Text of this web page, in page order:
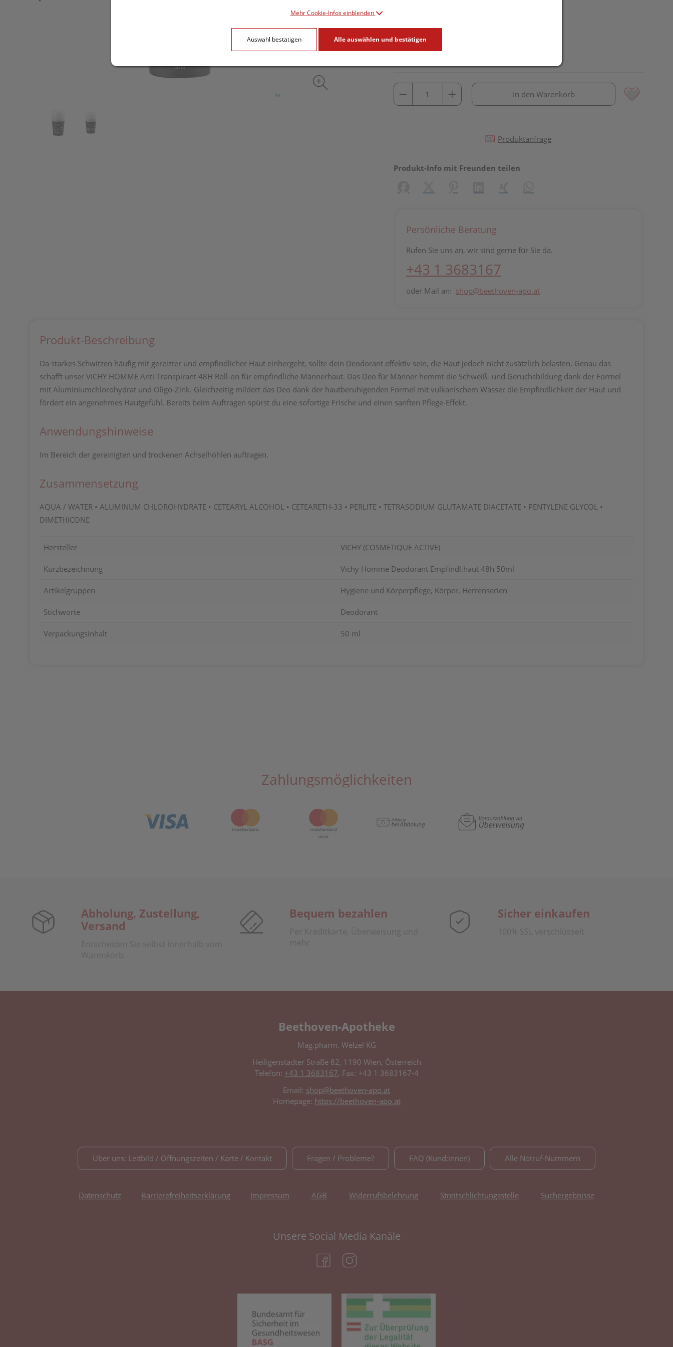
lieferbar
In den Warenkorb
Produktanfrage
Produkt-Info mit Freunden teilen
Persönliche Beratung
Rufen Sie uns an, wir sind gerne für Sie da.
+43 1 3683167
oder Mail an: shop@beethoven-apo.at
Produkt-Beschreibung
Da starkes Schwitzen häufig mit gereizter und empfindlicher Haut einhergeht, sollte dein Deodorant effektiv sein, die Haut jedoch nicht zusätzlich belasten. Genau das
schafft unser VICHY HOMME Anti-Transpirant 48H Roll-on für empfindliche Männerhaut. Das Deo für Männer hemmt die Schweiß- und Geruchsbildung dank der Formel
mit Aluminiumchlorohydrat und Oligo-Zink. Gleichzeitig mildert das Deo dank der hautberuhigenden Formel mit vulkanischem Wasser die Empfindlichkeit der Haut und
fördert ein angenehmes Hautgefühl. Bereits beim Auftragen spürst du eine sofortige Frische und einen sanften Pflege-Effekt.
Anwendungshinweise
Im Bereich der gereinigten und trockenen Achselhöhlen auftragen.
Zusammensetzung
AQUA / WATER • ALUMINUM CHLOROHYDRATE • CETEARYL ALCOHOL • CETEARETH-33 • PERLITE • TETRASODIUM GLUTAMATE DIACETATE • PENTYLENE GLYCOL •
DIMETHICONE
Hersteller VICHY (COSMETIQUE ACTIVE)
Kurzbezeichnung Vichy Homme Deodorant Empfindl.haut 48h 50ml
Artikelgruppen Hygiene und Körperpflege, Körper, Herrenserien
Stichworte Deodorant
Verpackungsinhalt 50 ml
Zahlungsmöglichkeiten
Abholung, Zustellung,
Versand
Entscheiden Sie selbst innerhalb vom
Warenkorb.
Bequem bezahlen
Per Kreditkarte, Überweisung und
mehr
Sicher einkaufen
100% SSL verschlüsselt
Beethoven-Apotheke
Mag.pharm. Welzel KG
Heiligenstädter Straße 82, 1190 Wien, Österreich
Telefon: +43 1 3683167, Fax: +43 1 3683167-4
Email: shop@beethoven-apo.at
Homepage: https://beethoven-apo.at
Über uns: Leitbild / Öffnungszeiten / Karte / Kontakt Fragen / Probleme? FAQ (Kund:innen) Alle Notruf-Nummern
Datenschutz Barrierefreiheitserklärung Impressum AGB Widerrufsbelehrung Streitschlichtungsstelle Suchergebnisse
Unsere Social Media Kanäle
(öffnet in neuem Tab)
(öffnet in neuem Tab)
Mehr Cookie-Infos einblenden
Auswahl bestätigen Alle auswählen und bestätigen